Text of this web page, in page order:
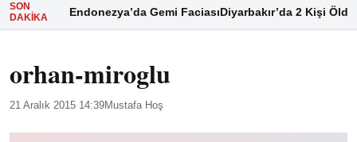
SON
DAKIKA
Endonezya’da Gemi FaciasıDiyarbakır’da 2 Kişi Öldü
orhan-miroglu
21 Aralık 2015 14:39Mustafa Hoş